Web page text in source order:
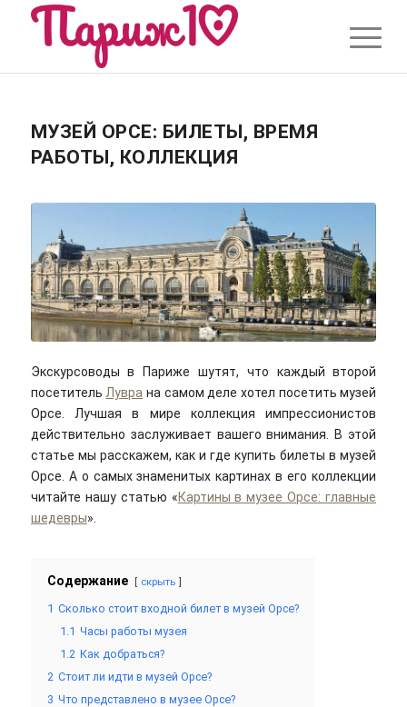
МУЗЕЙ ОРСЕ: БИЛЕТЫ, ВРЕМЯ
РАБОТЫ, КОЛЛЕКЦИЯ
Экскурсоводы в Париже шутят, что каждый второй
посетитель Лувра на самом деле хотел посетить музей
Орсе. Лучшая в мире коллекция импрессионистов
действительно заслуживает вашего внимания. В этой
статье мы расскажем, как и где купить билеты в музей
Орсе. А о самых знаменитых картинах в его коллекции
читайте нашу статью «Картины в музее Орсе: главные
шедевры».
Содержание скрыть
1 Сколько стоит входной билет в музей Орсе?
1.1 Часы работы музея
1.2 Как добраться?
2 Стоит ли идти в музей Орсе?
3 Что представлено в музее Орсе?